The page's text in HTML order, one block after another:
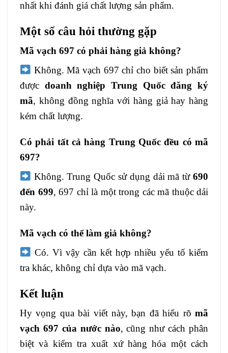
nhất khi đánh giá chất lượng sản phẩm.
Một số câu hỏi thường gặp
Mã vạch 697 có phải hàng giả không?
Không. Mã vạch 697 chỉ cho biết sản phẩm
được doanh nghiệp Trung Quốc đăng ký
mã, không đồng nghĩa với hàng giả hay hàng
kém chất lượng.
Có phải tất cả hàng Trung Quốc đều có mã
697?
Không. Trung Quốc sử dụng dải mã từ 690
đến 699, 697 chỉ là một trong các mã thuộc dải
này.
Mã vạch có thể làm giả không?
Có. Vì vậy cần kết hợp nhiều yếu tố kiểm
tra khác, không chỉ dựa vào mã vạch.
Kết luận
Hy vọng qua bài viết này, bạn đã hiểu rõ mã
vạch 697 của nước nào, cũng như cách phân
biệt và kiểm tra xuất xứ hàng hóa một cách